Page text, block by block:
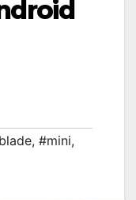
, #mini,